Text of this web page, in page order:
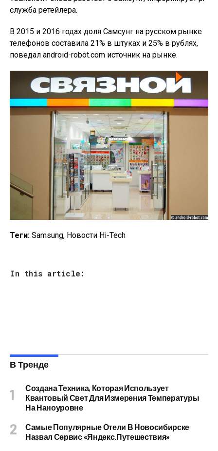
служба ретейлера.
В 2015 и 2016 годах доля Самсунг на русском рынке
телефонов составила 21% в штуках и 25% в рублях,
поведал android-robot.com источник на рынке.
Теги: Samsung, Новости Hi-Tech
In this article:
В Тренде
Создана Техника, Которая Использует
Квантовый Свет Для Измерения Температуры
На Наноуровне
Самые Популярные Отели В Новосибирске
Назвал Сервис «Яндекс.Путешествия»